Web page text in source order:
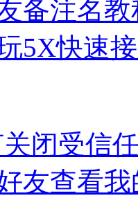
备注名教
5X快速
闭受信
友查看